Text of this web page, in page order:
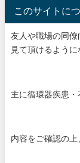
このサイトに
友人や職場の同
見て頂けるよう
主に循環器疾患・
内容をご確認の上